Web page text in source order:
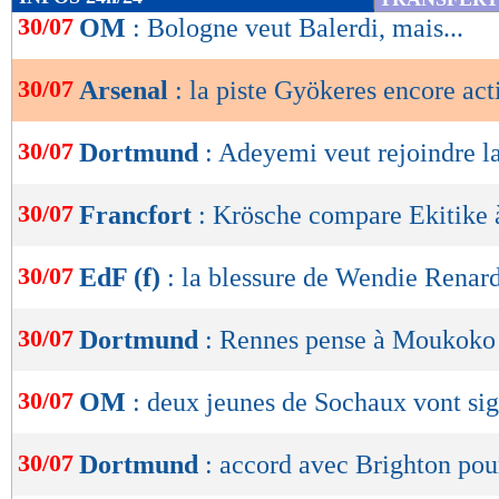
de
OK
30/07 OM : Bologne veut Balerdi, mais...
30/07 Arsenal : la piste Gyökeres encore
30/07 Dortmund : Adeyemi veut rejoindre
30/07 Francfort : Krösche compare
30/07 EdF (f) : la blessure de Wendie
30/07 Dortmund : Rennes pense à Moukoko
30/07 OM : deux jeunes de Sochaux vont
30/07 Dortmund : accord avec Brighton